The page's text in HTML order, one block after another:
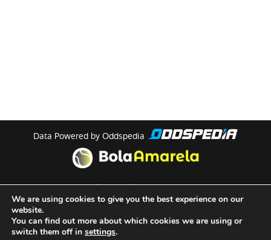
Data Powered by Oddspedia
theme bymeow
We are using cookies to give you the best experience on our
website.
You can find out more about which cookies we are using or
switch them off in settings.